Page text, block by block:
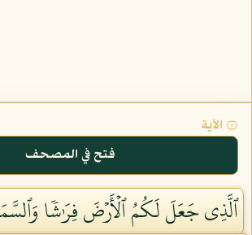
۞ الآية
فتح في المصحف
ٱلَّذِي جَعَلَ لَكُمُ ٱلۡأَرۡضَ فِرَٰشٗا